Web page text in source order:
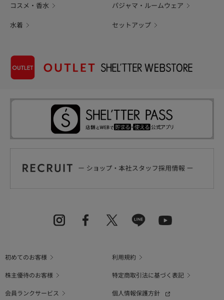
コスメ・香水 パジャマ・ルームウェア
水着 セットアップ
初めてのお客様
利用規約
株主優待のお客様
特定商取引法に基づく表記
会員ランクサービス
個人情報保護方針